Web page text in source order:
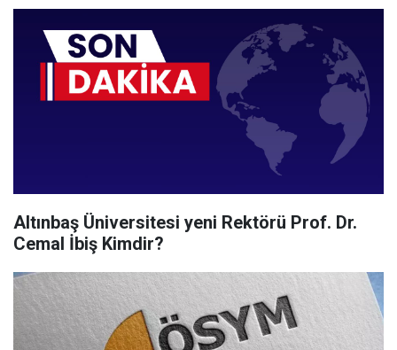
Altınbaş Üniversitesi yeni Rektörü Prof. Dr.
Cemal İbiş Kimdir?